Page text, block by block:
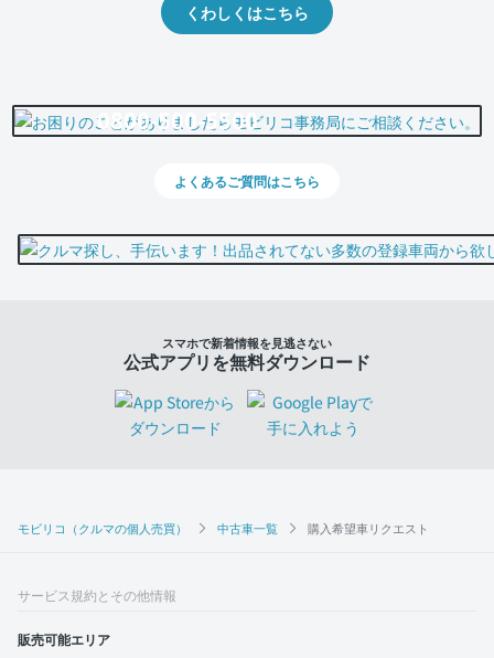
モビリコ（クルマの個人売買） 中古車一覧 購入希望車リクエスト
くわしくはこちら
0800-500-5500
よくあるご質問はこちら
スマホで新着情報を見逃さない
公式アプリを無料ダウンロード
サービス規約とその他情報
販売可能エリア